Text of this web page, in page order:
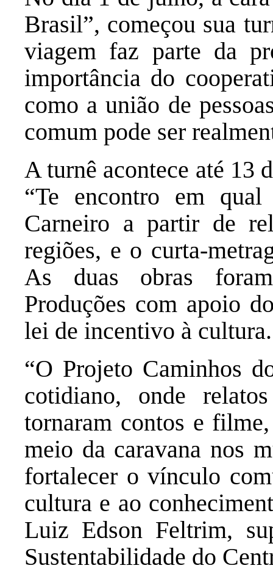
Brasil”, começou sua
viagem faz parte da
importância do
como a união de
comum pode ser
A turnê acontece até 13
“Te encontro em
Carneiro a partir de
regiões, e o curta-
As duas obras
Produções com apoio
lei de incentivo à
“O Projeto Caminhos
cotidiano, onde
tornaram contos e
meio da caravana nos
fortalecer o vínculo
cultura e ao
Luiz Edson Feltrim,
Sustentabilidade do